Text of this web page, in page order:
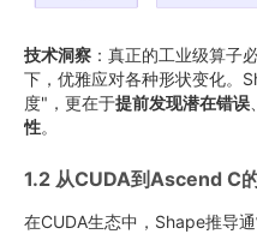
技术洞察 ：真正的工业级算子
下，优雅应对各种形状变化。
度"，更在于提前发现潜在错误
性。
1.2 从CUDA到Ascend C
在CUDA生态中，Shape推导